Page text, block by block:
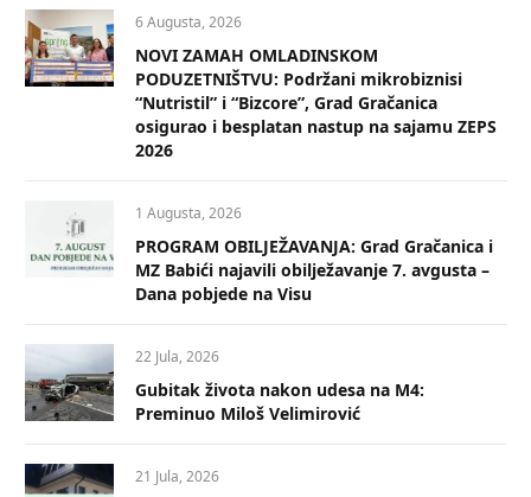
6 Augusta, 2026
NOVI ZAMAH OMLADINSKOM
PODUZETNIŠTVU: Podržani mikrobiznisi
“Nutristil” i “Bizcore”, Grad Gračanica
osigurao i besplatan nastup na sajamu ZEPS
2026
1 Augusta, 2026
PROGRAM OBILJEŽAVANJA: Grad Gračanica i
MZ Babići najavili obilježavanje 7. avgusta –
Dana pobjede na Visu
22 Jula, 2026
Gubitak života nakon udesa na M4:
Preminuo Miloš Velimirović
21 Jula, 2026